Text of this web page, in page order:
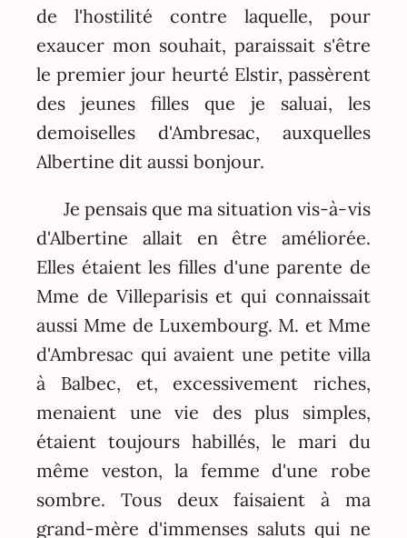
de l'hostilité contre laquelle, pour
exaucer mon souhait, paraissait s'être
le premier jour heurté Elstir, passèrent
des jeunes filles que je saluai, les
demoiselles d'Ambresac, auxquelles
Albertine dit aussi bonjour.
Je pensais que ma situation vis-à-vis
d'Albertine allait en être améliorée.
Elles étaient les filles d'une parente de
Mme de Villeparisis et qui connaissait
aussi Mme de Luxembourg. M. et Mme
d'Ambresac qui avaient une petite villa
à Balbec, et, excessivement riches,
menaient une vie des plus simples,
étaient toujours habillés, le mari du
même veston, la femme d'une robe
sombre. Tous deux faisaient à ma
grand-mère d'immenses saluts qui ne